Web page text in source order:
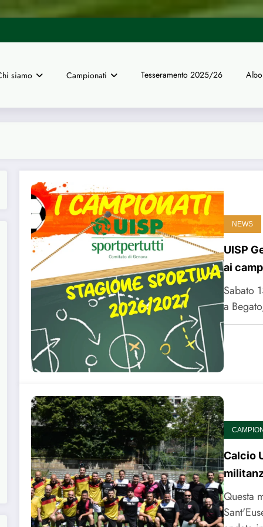
nazionali a 11 di calcio UISP Genova | Dal 16
siamo Campionati Tesseramento 2025/26
NEWS
UISP
ai
Sabato
a
Calcio
Questa